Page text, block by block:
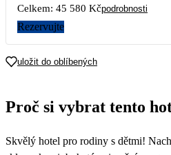
Celkem: 45 580 Kčpodrobnosti
Rezervujte
uložit do oblíbených
Proč si vybrat tento
Skvělý hotel pro rodiny s dětmi!